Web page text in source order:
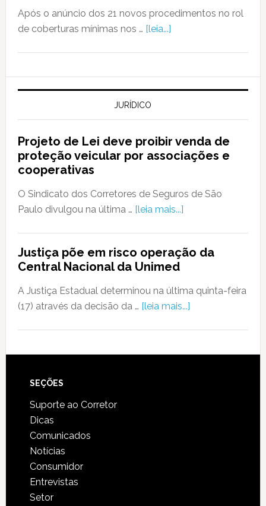
Após o anúncio dos 21 novos procedimentos no rol
de coberturas mínimas nos … [leia...]
JURÍDICO
Projeto de Lei deve proibir venda de
proteção veicular por associações e
cooperativas
O Sindicato dos Corretores de Seguros de São
Paulo divulgou na última … [leia mais...]
Justiça põe em risco operação da
Central Nacional da Unimed
A Justiça Estadual determinou na última quinta-feira
(17) através da decisão da … [leia mais...]
SEÇÕES
Suporte ao Corretor
Dicas
Comunicados
Notícias
Consumidor
Entrevistas
Setor